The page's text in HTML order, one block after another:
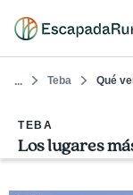
... Teba Qué
TEBA
Los lugares